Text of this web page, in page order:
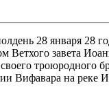
28 января 28
Ветхого завета
троюродного
Вифавара на реке